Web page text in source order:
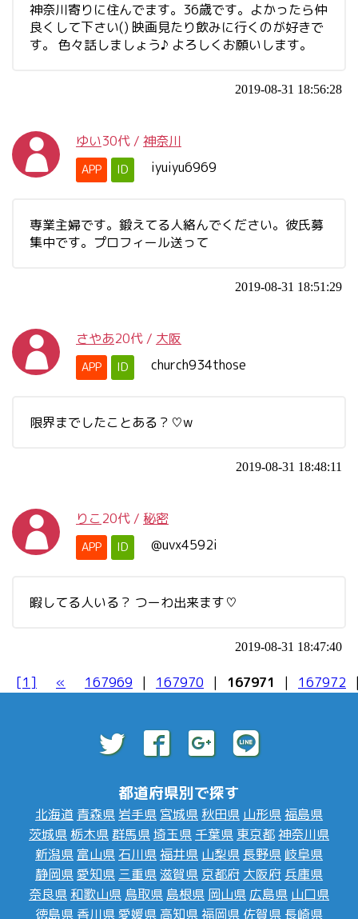
神奈川寄りに住んでます。36歳です。よかったら仲
良くして下さい() 映画見たり飲みに行くのが好きで
す。 色々話しましょう♪ よろしくお願いします。
2019-08-31 18:56:28
ゆい30代 / 神奈川
APP ID iyuiyu6969
専業主婦です。鍛えてる人絡んでください。彼氏募
集中です。プロフィール送って
2019-08-31 18:51:29
さやあ20代 / 大阪
APP ID church934those
限界までしたことある？♡w
2019-08-31 18:48:11
りこ20代 / 秘密
APP ID @uvx4592i
暇してる人いる？ つーわ出来ます♡
2019-08-31 18:47:40
[1] « 167969 | 167970 | 167971 | 167972
都道府県別で探す
北海道 青森県 岩手県 宮城県 秋田県 山形県福島県
茨城県 栃木県群馬県埼玉県 千葉県 東京都神奈川県
新潟県 富山県 石川県福井県 山梨県 長野県 岐阜県
静岡県愛知県 三重県滋賀県 京都府 大阪府 兵庫県
奈良県 和歌山県 鳥取県 島根県 岡山県 広島県 山口県
徳島県 香川県愛媛県 高知県福岡県 佐賀県 長崎県